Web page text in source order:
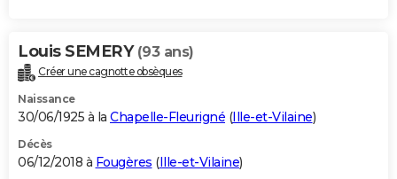
Louis SEMERY (93 ans)
Créer une cagnotte obsèques
Naissance
30/06/1925 à la Chapelle-Fleurigné (Ille-et-Vilaine)
Décès
06/12/2018 à Fougères (Ille-et-Vilaine)